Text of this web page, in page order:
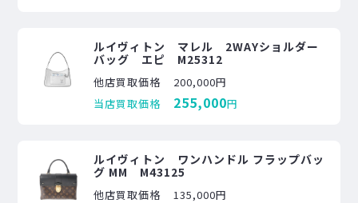
ルイヴィトン マレル 2WAYショルダー
バッグ エピ M25312
他店買取価格
200,000円
当店買取価格
255,000円
ルイヴィトン ワンハンドル フラップバッ
グ MM M43125
他店買取価格
135,000円